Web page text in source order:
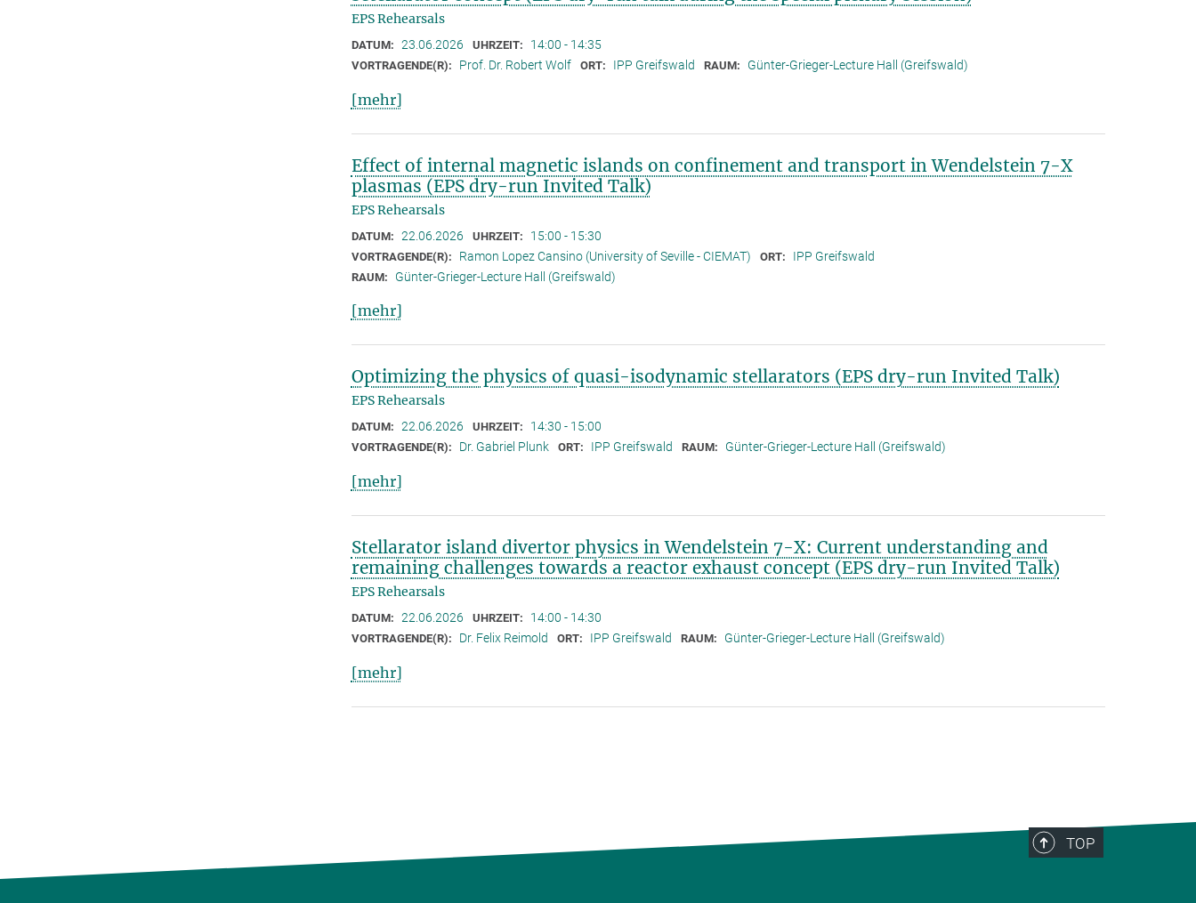
EPS Rehearsals
DATUM: 23.06.2026 UHRZEIT: 14:00 - 14:35
VORTRAGENDE(R): Prof. Dr. Robert Wolf ORT: IPP Greifswald RAUM: Günter-Grieger-Lecture Hall (Greifswald)
[mehr]
Effect of internal magnetic islands on confinement and transport in Wendelstein 7-X
plasmas (EPS dry-run Invited Talk)
EPS Rehearsals
DATUM: 22.06.2026 UHRZEIT: 15:00 - 15:30
VORTRAGENDE(R): Ramon Lopez Cansino (University of Seville - CIEMAT) ORT: IPP Greifswald
RAUM: Günter-Grieger-Lecture Hall (Greifswald)
[mehr]
Optimizing the physics of quasi-isodynamic stellarators (EPS dry-run Invited Talk)
EPS Rehearsals
DATUM: 22.06.2026 UHRZEIT: 14:30 - 15:00
VORTRAGENDE(R): Dr. Gabriel Plunk ORT: IPP Greifswald RAUM: Günter-Grieger-Lecture Hall (Greifswald)
[mehr]
Stellarator island divertor physics in Wendelstein 7-X: Current understanding and
remaining challenges towards a reactor exhaust concept (EPS dry-run Invited Talk)
EPS Rehearsals
DATUM: 22.06.2026 UHRZEIT: 14:00 - 14:30
VORTRAGENDE(R): Dr. Felix Reimold ORT: IPP Greifswald RAUM: Günter-Grieger-Lecture Hall (Greifswald)
[mehr]
TOP